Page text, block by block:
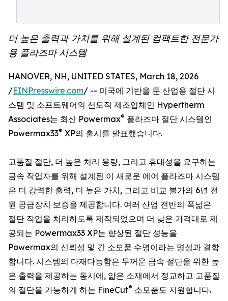
더 높은 출력과 가치를 위해 설계된 컴팩트한 전문가
용 플라즈마 시스템
HANOVER, NH, UNITED STATES, March 18, 2026
/EINPresswire.com/ -- 미국에 기반을 둔 산업용 절단 시
스템 및 소프트웨어의 선도적 제조업체인 Hypertherm
Associates는 최신 Powermax® 플라즈마 절단 시스템인
Powermax33® XP의 출시를 발표했습니다.
고품질 절단, 더 높은 처리 용량, 그리고 휴대성을 요구하는
금속 작업자를 위해 설계된 이 새로운 에어 플라즈마 시스템
은 더 강력한 출력, 더 높은 가치, 그리고 비교 불가의 6년 전
원 공급장치 보증을 제공합니다. 여러 산업 전반의 폭넓은
절단 작업을 처리하도록 제작되었으며 더 낮은 가격대로 제
공되는 Powermax33 XP는 향상된 절단 성능을
Powermax의 신뢰성 및 긴 소모품 수명이라는 명성과 결합
합니다. 시스템의 다재다능함은 두꺼운 금속 절단을 위한 높
은 출력을 제공하는 동시에, 얇은 소재에서 정교하고 고품질
의 절단을 가능하게 하는 FineCut® 소모품도 지원합니다.